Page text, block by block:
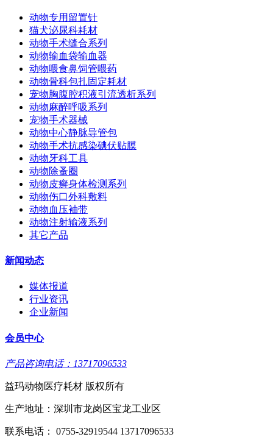
动物专用留置针
猫犬泌尿科耗材
动物手术缝合系列
动物输血袋输血器
动物喂食鼻饲管喂药
动物骨科包扎固定耗材
宠物胸腹腔积液引流透析系列
动物麻醉呼吸系列
宠物手术器械
动物中心静脉导管包
动物手术抗感染碘伏贴膜
动物牙科工具
动物除蚤圈
动物皮癣身体检测系列
动物伤口外科敷料
动物血压袖带
动物注射输液系列
其它产品
新闻动态
媒体报道
行业资讯
企业新闻
会员中心
产品咨询电话：13717096533
益玛动物医疗耗材 版权所有
生产地址：深圳市龙岗区宝龙工业区
联系电话： 0755-32919544 13717096533